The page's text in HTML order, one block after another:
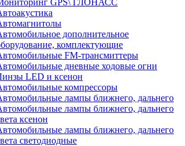
GPS\ ГЛОНАСС
дополнительное
комплектующие
FM-трансмиттеры
дневные ходовые огни
LED и ксенон
компрессоры
лампы ближнего, дальнего
лампы ближнего, дальнего
ксенон
лампы ближнего, дальнего
светодиодные